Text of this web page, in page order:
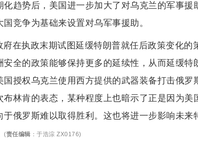
趋势后，美国进一步加大了对乌克兰的军事援
竞争为基础来设置对乌军事援助。
在执政末期试图延缓特朗普就任后政策变化的
全的政策能够保持更多的延续性，从而延缓特
授权乌克兰使用西方提供的武器装备打击俄罗
林肯的表态，某种程度上也暗示了正是因为美
俄罗斯难以取得胜利。这也将进一步影响未来
(责任编辑 ： 于浩淙 ZX0176)